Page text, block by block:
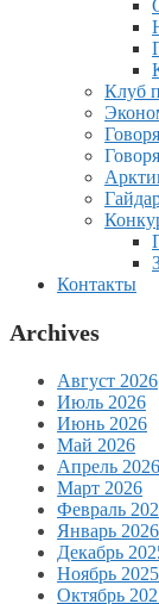
Клуб
Контакты
Archives
Август 2026
Июль 2026
Июнь 2026
Май 2026
Апрель 2026
Март 2026
Февраль
Январь 2026
Декабрь
Ноябрь 2025
Октябрь